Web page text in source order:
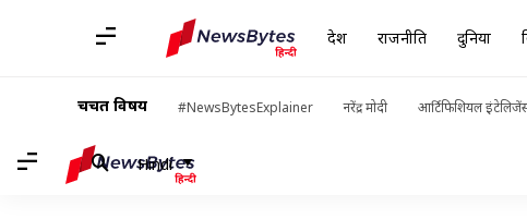
देश राजनीति दुनिया
चर्चित विषय #NewsBytesExplainer नरेंद्र मोदी आर्टिफिशियल
Hindi